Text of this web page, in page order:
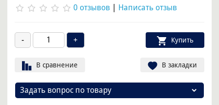
0 отзывов Написать отзыв
Купить
В сравнение В закладки
Задать вопрос по товару